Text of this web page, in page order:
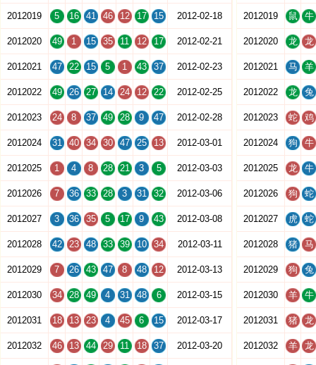
2012019 5 16 41 46 12 17 15 2012-02-18
2012020 49 1 15 35 11 12 17 2012-02-21
2012021 47 22 15 5 1 43 37 2012-02-23
2012022 49 26 27 14 24 12 22 2012-02-25
2012023 24 8 37 49 28 9 47 2012-02-28
2012024 31 40 34 30 47 25 13 2012-03-01
2012025 1 4 8 28 21 3 5 2012-03-03
2012026 7 36 33 28 3 31 32 2012-03-06
2012027 3 36 35 5 17 9 43 2012-03-08
2012028 42 23 48 33 39 10 34 2012-03-11
2012029 7 26 43 47 8 48 12 2012-03-13
2012030 34 28 49 4 31 48 6 2012-03-15
2012031 18 13 23 4 45 6 15 2012-03-17
2012032 46 13 44 29 11 18 37 2012-03-20
2012019 鼠 牛
2012020 龙 龙
2012021 马 羊
2012022 龙 兔
2012023 蛇 鸡
2012024 狗 牛
2012025 龙 牛
2012026 狗 蛇
2012027 虎 蛇
2012028 猪 马
2012029 狗 兔
2012030 羊 牛
2012031 猪 龙
2012032 羊 龙